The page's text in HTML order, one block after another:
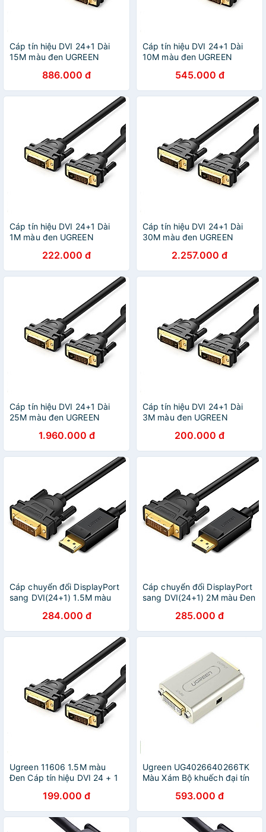
Cáp tín hiệu DVI 24+1 Dài
15M màu đen UGREEN
886.000 đ
Cáp tín hiệu DVI 24+1 Dài
10M màu đen UGREEN
545.000 đ
Cáp tín hiệu DVI 24+1 Dài
1M màu đen UGREEN
222.000 đ
Cáp tín hiệu DVI 24+1 Dài
30M màu đen UGREEN
2.257.000 đ
Cáp tín hiệu DVI 24+1 Dài
25M màu đen UGREEN
1.960.000 đ
Cáp tín hiệu DVI 24+1 Dài
3M màu đen UGREEN
200.000 đ
Cáp chuyển đổi DisplayPort
sang DVI(24+1) 1.5M màu
Hàng chính hãng
284.000 đ
Cáp chuyển đổi DisplayPort
sang DVI(24+1) 2M màu Đen
chính hãng285.000 đ
Ugreen 11606 1.5M màu
Đen Cáp tín hiệu DVI 24 + 1
199.000 đ
Ugreen UG4026640266TK
Màu Xám Bộ khuếch đại tín
HÀNG CHÍNH HÃNG
593.000 đ